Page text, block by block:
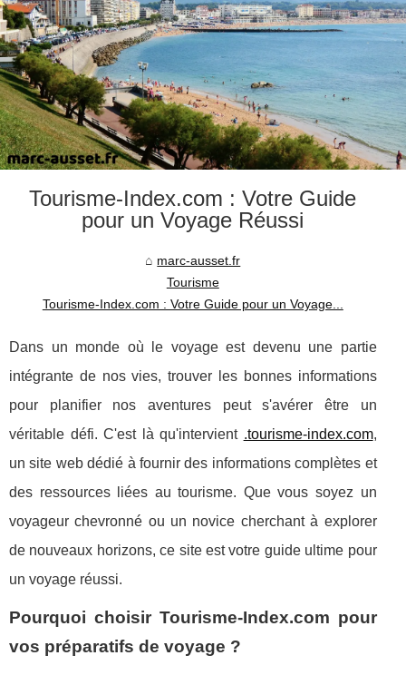
Tourisme-Index.com : Votre Guide
pour un Voyage Réussi
marc-ausset.fr
Tourisme
Tourisme-Index.com : Votre Guide pour un Voyage...
Dans un monde où le voyage est devenu une partie
intégrante de nos vies, trouver les bonnes informations
pour planifier nos aventures peut s'avérer être un
véritable défi. C'est là qu'intervient .tourisme-index.com,
un site web dédié à fournir des informations complètes et
des ressources liées au tourisme. Que vous soyez un
voyageur chevronné ou un novice cherchant à explorer
de nouveaux horizons, ce site est votre guide ultime pour
un voyage réussi.
Pourquoi choisir Tourisme-Index.com pour
vos préparatifs de voyage ?